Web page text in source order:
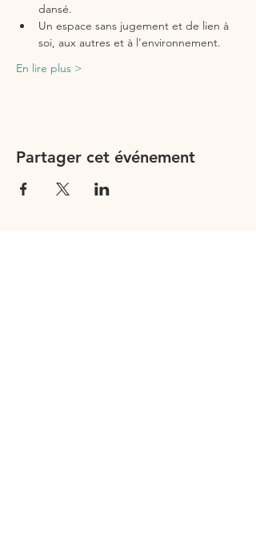
dansé.
Un espace sans jugement et de lien à
soi, aux autres et à l'environnement.
En lire plus >
Partager cet événement